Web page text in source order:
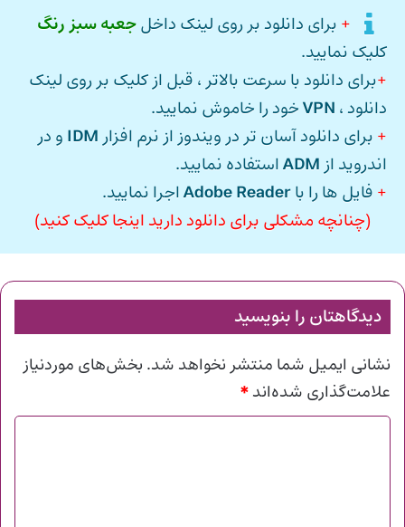
+ برای دانلود بر روی لینک داخلجعبه سبز رنگ
کلیک نمایید.
+برای دانلود با سرعت بالاتر ، قبل از کلیک بر روی لینک
دانلود ، VPNخود را خاموش نمایید.
+ برای دانلود آسان تر در ویندوز از نرم افزار IDM و در
اندروید از ADMاستفاده نمایید.
+ فایل ها را باAdobe Readerاجرا نمایید.
(چنانچه مشکلی برای دانلود دارید اینجا کلیک کنید)
دیدگاهتان را بنویسید
نشانی ایمیل شما منتشر نخواهد شد. بخش‌های موردنیاز
علامت‌گذاری شده‌اند*